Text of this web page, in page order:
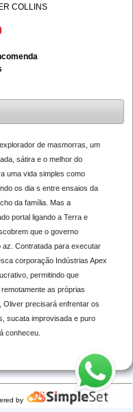
COLLINS
de masmorras, um
sátira e o melhor do
uma vida simples como
os dia s entre ensaios da
da família. Mas a
portal ligando a Terra e
que o governo
Contratada para executar
corporação Indústrias Apex
permitindo que
as próprias
Oliver precisará enfrentar os
sucata improvisada e puro
conheceu.
by